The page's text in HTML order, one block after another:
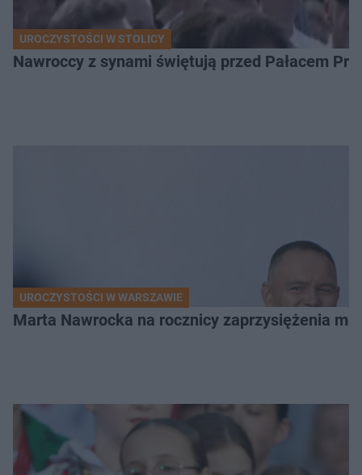
UROCZYSTOŚCI W STOLICY
Nawroccy z synami świętują przed Pałacem
UROCZYSTOŚCI W WARSZAWIE
Marta Nawrocka na rocznicy zaprzysiężenia